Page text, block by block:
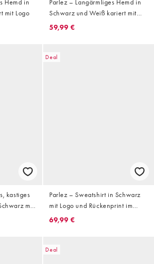
Hemd in
mit Logo
Parlez – Langärmliges Hemd in
Schwarz und Weiß kariert mit
Logo
59,99 €
kastiges
mit
Deal
Parlez – Sweatshirt in Schwarz
mit Logo und Rückenprint im
Siebdruckverfahren
69,99 €
Deal